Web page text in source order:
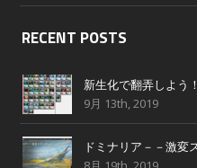
RECENT POSTS
新生化で翻弄しよう
9月 13th, 2019
ドミナリア－－激変